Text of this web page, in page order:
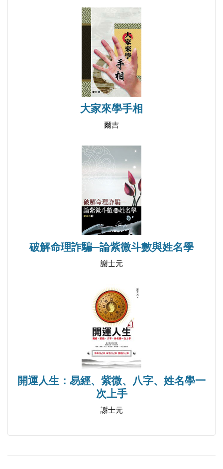
大家來學手相
爾吉
破解命理詐騙─論紫微斗數與姓名學
謝士元
開運人生：易經、紫微、八字、姓名學一
次上手
謝士元